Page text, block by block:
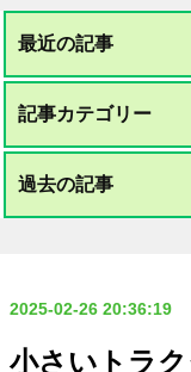
最近の記事
記事カテゴリー
過去の記事
2025-02-26 20:36:19
小さいトラク